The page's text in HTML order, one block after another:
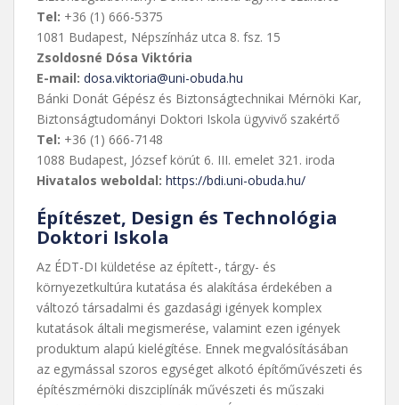
Tel: +36 (1) 666-5375
1081 Budapest, Népszínház utca 8. fsz. 15
Zsoldosné Dósa Viktória
E-mail: dosa.viktoria@uni-obuda.hu
Bánki Donát Gépész és Biztonságtechnikai Mérnöki Kar,
Biztonságtudományi Doktori Iskola ügyvivő szakértő
Tel: +36 (1) 666-7148
1088 Budapest, József körút 6. III. emelet 321. iroda
Hivatalos weboldal: https://bdi.uni-obuda.hu/
Építészet, Design és Technológia
Doktori Iskola
Az ÉDT-DI küldetése az épített-, tárgy- és
környezetkultúra kutatása és alakítása érdekében a
változó társadalmi és gazdasági igények komplex
kutatások általi megismerése, valamint ezen igények
produktum alapú kielégítése. Ennek megvalósításában
az egymással szoros egységet alkotó építőművészeti és
építészmérnöki diszciplínák művészeti és műszaki